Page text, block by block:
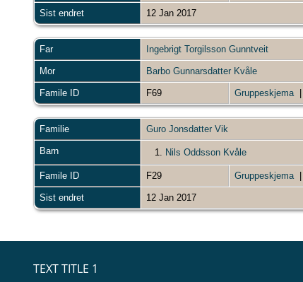
Sist endret 12 Jan 2017
Far Ingebrigt Torgilsson Gunntveit
Mor Barbo Gunnarsdatter Kvåle
Famile ID F69 Gruppeskjema|
Familie Guro Jonsdatter Vik
Barn 1. Nils Oddsson Kvåle
Famile ID F29 Gruppeskjema|
Sist endret 12 Jan 2017
TEXT TITLE 1